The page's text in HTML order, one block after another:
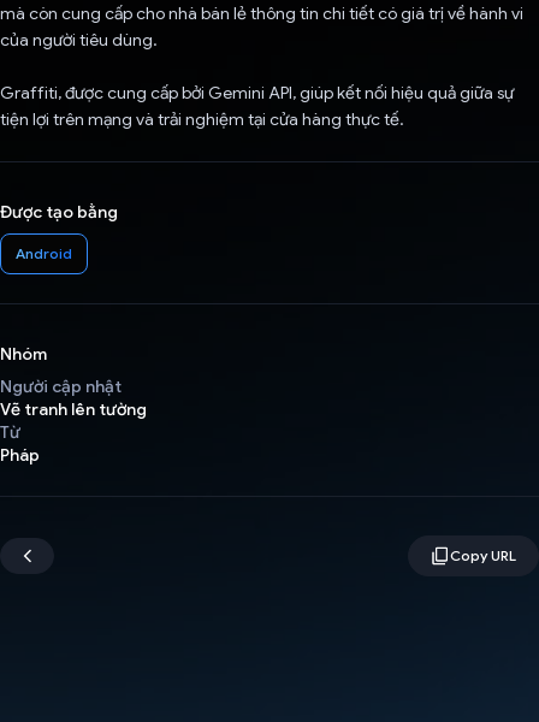
mà còn cung cấp cho nhà bán lẻ thông tin chi tiết có giá trị về hành vi
của người tiêu dùng.
Graffiti, được cung cấp bởi Gemini API, giúp kết nối hiệu quả giữa sự
tiện lợi trên mạng và trải nghiệm tại cửa hàng thực tế.
Được tạo bằng
Android
Nhóm
Người cập nhật
Vẽ tranh lên tường
Từ
Pháp